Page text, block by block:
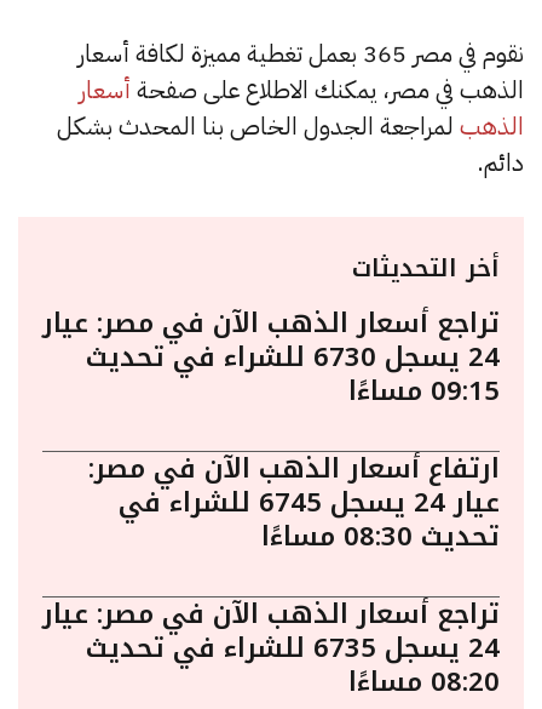
نقوم في مصر 365 بعمل تغطية مميزة لكافة أسعار
الذهب في مصر، يمكنك الاطلاع على صفحة أسعار
الذهب لمراجعة الجدول الخاص بنا المحدث بشكل
دائم.
أخر التحديثات
تراجع أسعار الذهب الآن في مصر: عيار
24 يسجل 6730 للشراء في تحديث
09:15 مساءًا
ارتفاع أسعار الذهب الآن في مصر:
عيار 24 يسجل 6745 للشراء في
تحديث 08:30 مساءًا
تراجع أسعار الذهب الآن في مصر: عيار
24 يسجل 6735 للشراء في تحديث
08:20 مساءًا